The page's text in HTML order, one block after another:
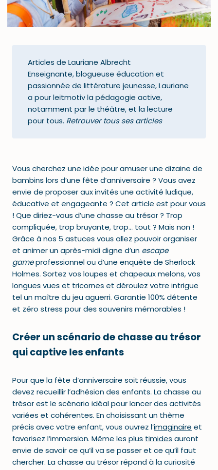
Articles de Lauriane Albrecht
Enseignante, blogueuse éducation et
passionnée de littérature jeunesse, Lauriane
a pour leitmotiv la pédagogie active,
notamment par le théâtre, et la lecture
pour tous. Retrouver tous ses articles
Vous cherchez une idée pour amuser une dizaine de
bambins lors d’une fête d’anniversaire ? Vous avez
envie de proposer aux invités une activité ludique,
éducative et engageante ? Cet article est pour vous
! Que diriez-vous d’une chasse au trésor ? Trop
compliquée, trop bruyante, trop… tout ? Mais non !
Grâce à nos 5 astuces vous allez pouvoir organiser
et animer un après-midi digne d’un escape
gameprofessionnel ou d’une enquête de Sherlock
Holmes. Sortez vos loupes et chapeaux melons, vos
longues vues et tricornes et déroulez votre intrigue
tel un maître du jeu aguerri. Garantie 100% détente
et zéro stress pour des souvenirs mémorables !
Créer un scénario de chasse au trésor
qui captive les enfants
Pour que la fête d’anniversaire soit réussie, vous
devez recueillir l’adhésion des enfants. La chasse au
trésor est le scénario idéal pour lancer des activités
variées et cohérentes. En choisissant un thème
précis avec votre enfant, vous ouvrez l’imaginaire et
favorisez l’immersion. Même les plus timides auront
envie de savoir ce qu’il va se passer et ce qu’il faut
chercher. La chasse au trésor répond à la curiosité